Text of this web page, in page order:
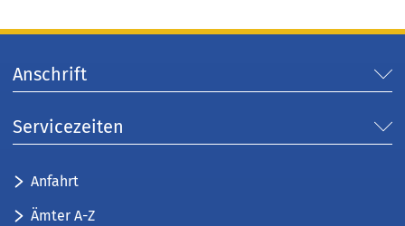
Anschrift
Servicezeiten
Anfahrt
Ämter A-Z